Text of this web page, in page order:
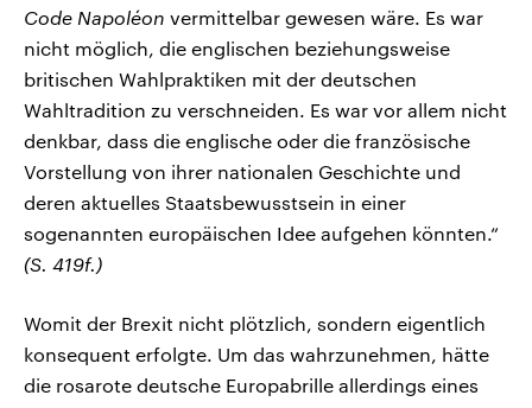
Code Napoléon vermittelbar gewesen wäre. Es war
nicht möglich, die englischen beziehungsweise
britischen Wahlpraktiken mit der deutschen
Wahltradition zu verschneiden. Es war vor allem nicht
denkbar, dass die englische oder die französische
Vorstellung von ihrer nationalen Geschichte und
deren aktuelles Staatsbewusstsein in einer
sogenannten europäischen Idee aufgehen könnten.“
(S. 419f.)
Womit der Brexit nicht plötzlich, sondern eigentlich
konsequent erfolgte. Um das wahrzunehmen, hätte
die rosarote deutsche Europabrille allerdings eines